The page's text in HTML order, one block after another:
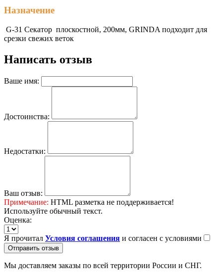
Назначение
G-31 Секатор плоскостной, 200мм, GRINDA подходит для
срезки свежих веток
Написать отзыв
Ваше имя:
Достоинства:
Недостатки:
Ваш отзыв:
Примечание: HTML разметка не поддерживается!
Используйте обычный текст.
Оценка:
Я прочитал Условия соглашения и согласен с условиями
Отправить отзыв
Мы доставляем заказы по всей территории России и СНГ.